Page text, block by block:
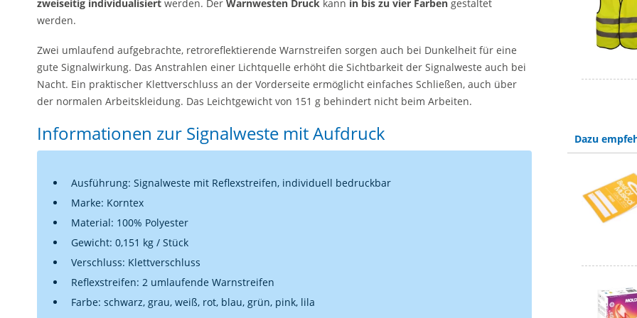
zweiseitig individualisiert werden. Der Warnwesten Druck kann in bis zu vier Farben gestaltet
werden.
Zwei umlaufend aufgebrachte, retroreflektierende Warnstreifen sorgen auch bei Dunkelheit für eine
gute Signalwirkung. Das Anstrahlen einer Lichtquelle erhöht die Sichtbarkeit der Signalweste auch bei
Nacht. Ein praktischer Klettverschluss an der Vorderseite ermöglicht einfaches Schließen, auch über
der normalen Arbeitskleidung. Das Leichtgewicht von 151 g behindert nicht beim Arbeiten.
Informationen zur Signalweste mit Aufdruck
Ausführung: Signalweste mit Reflexstreifen, individuell bedruckbar
Marke: Korntex
Material: 100% Polyester
Gewicht: 0,151 kg / Stück
Verschluss: Klettverschluss
Reflexstreifen: 2 umlaufende Warnstreifen
Farbe: schwarz, grau, weiß, rot, blau, grün, pink, lila
Dazu